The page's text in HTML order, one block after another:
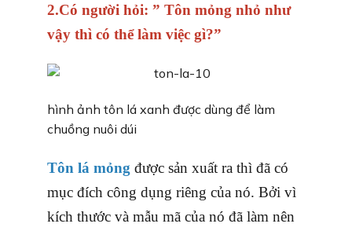
2.Có người hỏi: ” Tôn mỏng nhỏ như
vậy thì có thể làm việc gì?”
hình ảnh tôn lá xanh được dùng để làm
chuồng nuôi dúi
Tôn lá mỏng được sản xuất ra thì đã có
mục đích công dụng riêng của nó. Bởi vì
kích thước và mẫu mã của nó đã làm nên